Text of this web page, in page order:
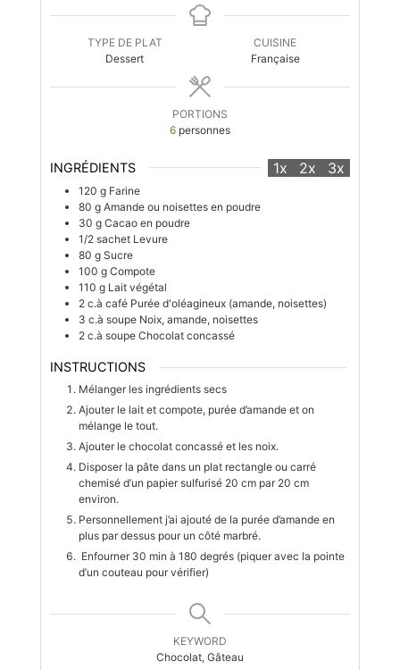
TYPE DE PLAT
Dessert
CUISINE
Française
PORTIONS
6 personnes
INGRÉDIENTS 1x 2x 3x
120 g Farine
80 g Amande ou noisettes en poudre
30 g Cacao en poudre
1/2 sachet Levure
80 g Sucre
100 g Compote
110 g Lait végétal
2 c.à café Purée d'oléagineux (amande, noisettes)
3 c.à soupe Noix, amande, noisettes
2 c.à soupe Chocolat concassé
INSTRUCTIONS
Mélanger les ingrédients secs
Ajouter le lait et compote, purée d’amande et on
mélange le tout.
Ajouter le chocolat concassé et les noix.
Disposer la pâte dans un plat rectangle ou carré
chemisé d’un papier sulfurisé 20 cm par 20 cm
environ.
Personnellement j’ai ajouté de la purée d’amande en
plus par dessus pour un côté marbré.
Enfourner 30 min à 180 degrés (piquer avec la pointe
d’un couteau pour vérifier)
KEYWORD
Chocolat, Gâteau